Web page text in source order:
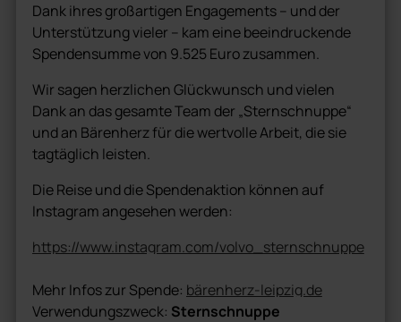
Dank ihres großartigen Engagements – und der
Unterstützung vieler – kam eine beeindruckende
Spendensumme von 9.525 Euro zusammen.
Wir sagen herzlichen Glückwunsch und vielen
Dank an das gesamte Team der „Sternschnuppe“
und an Bärenherz für die wertvolle Arbeit, die sie
tagtäglich leisten.
Die Reise und die Spendenaktion können auf
Instagram angesehen werden:
https://www.instagram.com/volvo_sternschnuppe
Mehr Infos zur Spende: bärenherz-leipzig.de
Verwendungszweck: Sternschnuppe